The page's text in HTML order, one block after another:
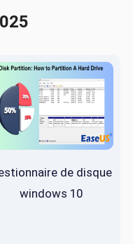
de disque
windows 10